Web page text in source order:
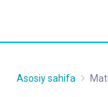
Asosiy sahifa